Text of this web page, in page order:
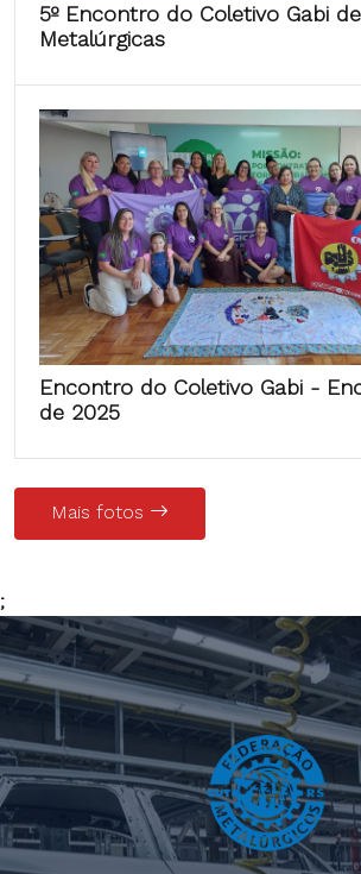
5º Encontro do Coletivo Gabi
Metalúrgicas
Encontro do Coletivo Gabi -
de 2025
Mais fotos
;